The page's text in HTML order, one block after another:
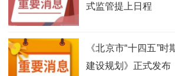
式监管提上日程
《北京市“十四五”
建设规划》正式发布